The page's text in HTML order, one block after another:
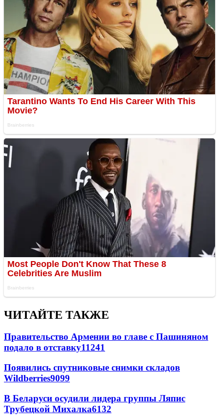
ЧИТАЙТЕ ТАКЖЕ
Правительство Армении во главе с Пашиняном
подало в отставку11241
Появились спутниковые снимки складов
Wildberries9099
В Беларуси осудили лидера группы Ляпис
Трубецкой Михалка6132